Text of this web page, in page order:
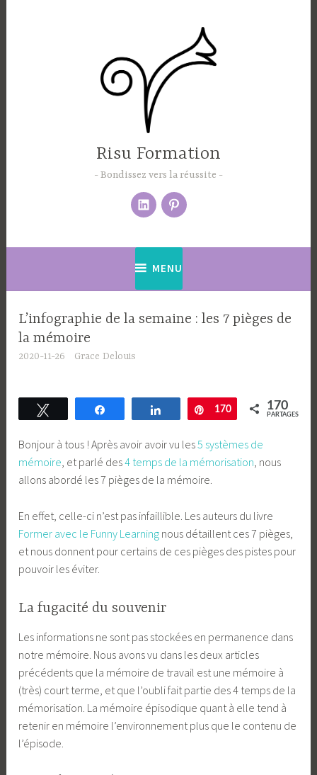
Risu Formation
Bondissez vers la réussite
Élément
du
menu
pinterest
MENU
L’infographie de la semaine : les 7 pièges de
la mémoire
2020-11-26 Grace Delouis
Partagez Partagez Enregistrer
170 170
PARTAGES
Bonjour à tous ! Après avoir avoir vu les5 systèmes de
mémoire, et parlé des4 temps de la mémorisation, nous
allons abordé les 7 pièges de la mémoire.
En effet, celle-ci n’est pas infaillible. Les auteurs du livre
Former avec le Funny Learning nous détaillent ces 7 pièges,
et nous donnent pour certains de ces pièges des pistes pour
pouvoir les éviter.
La fugacité du souvenir
Les informations ne sont pas stockées en permanence dans
notre mémoire. Nous avons vu dans les deux articles
précédents que la mémoire de travail est une mémoire à
(très) court terme, et que l’oubli fait partie des 4 temps de la
mémorisation. La mémoire épisodique quant à elle tend à
retenir en mémoire l’environnement plus que le contenu de
l’épisode.